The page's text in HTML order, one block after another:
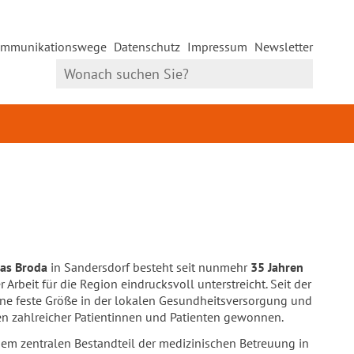
Datenschutz Impressum Newsletter
Broda in Sandersdorf besteht seit nunmehr 35 Jahren
Arbeit für die Region eindrucksvoll unterstreicht. Seit der
feste Größe in der lokalen Gesundheitsversorgung und
zahlreicher Patientinnen und Patienten gewonnen.
zentralen Bestandteil der medizinischen Betreuung in